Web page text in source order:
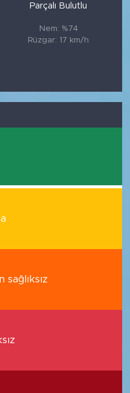
Parçalı Bulutlu
Nem: %74
Rüzgar: 17 km/h
sağlıksız